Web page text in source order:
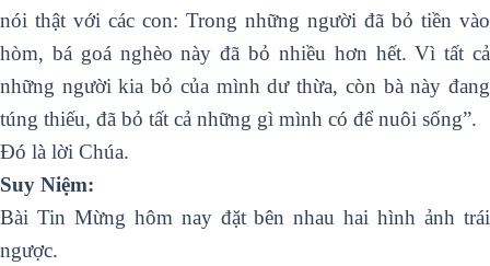
nói thật với các con: Trong những người đã bỏ tiền vào
hòm, bá goá nghèo này đã bỏ nhiều hơn hết. Vì tất cả
những người kia bỏ của mình dư thừa, còn bà này đang
túng thiếu, đã bỏ tất cả những gì mình có để nuôi sống”.
Ðó là lời Chúa.
Suy Niệm:
Bài Tin Mừng hôm nay đặt bên nhau hai hình ảnh trái
ngược.